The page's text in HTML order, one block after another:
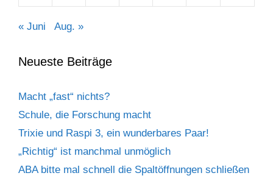
« Juni Aug. »
Neueste Beiträge
Macht „fast“ nichts?
Schule, die Forschung macht
Trixie und Raspi 3, ein wunderbares Paar!
„Richtig“ ist manchmal unmöglich
ABA bitte mal schnell die Spaltöffnungen schließen